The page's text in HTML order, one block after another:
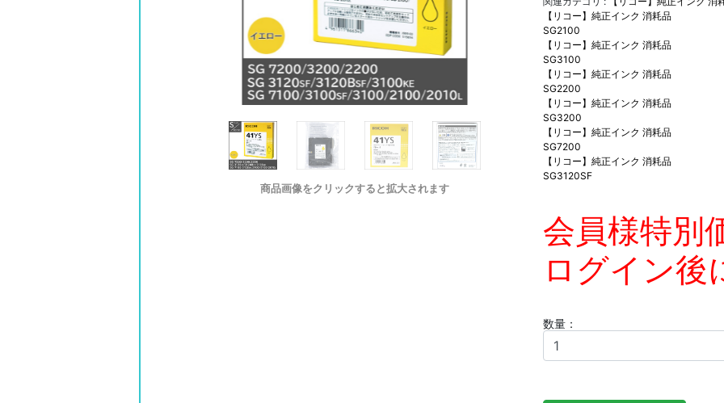
商品画像をクリックすると拡大されます
【リコー】純正インク 消耗品
SG2100
【リコー】純正インク 消耗品
SG3100
【リコー】純正インク 消耗品
SG2200
【リコー】純正インク 消耗品
SG3200
【リコー】純正インク 消耗品
SG7200
【リコー】純正インク 消耗品
SG3120SF
会員様特別
ログイン後
数量：